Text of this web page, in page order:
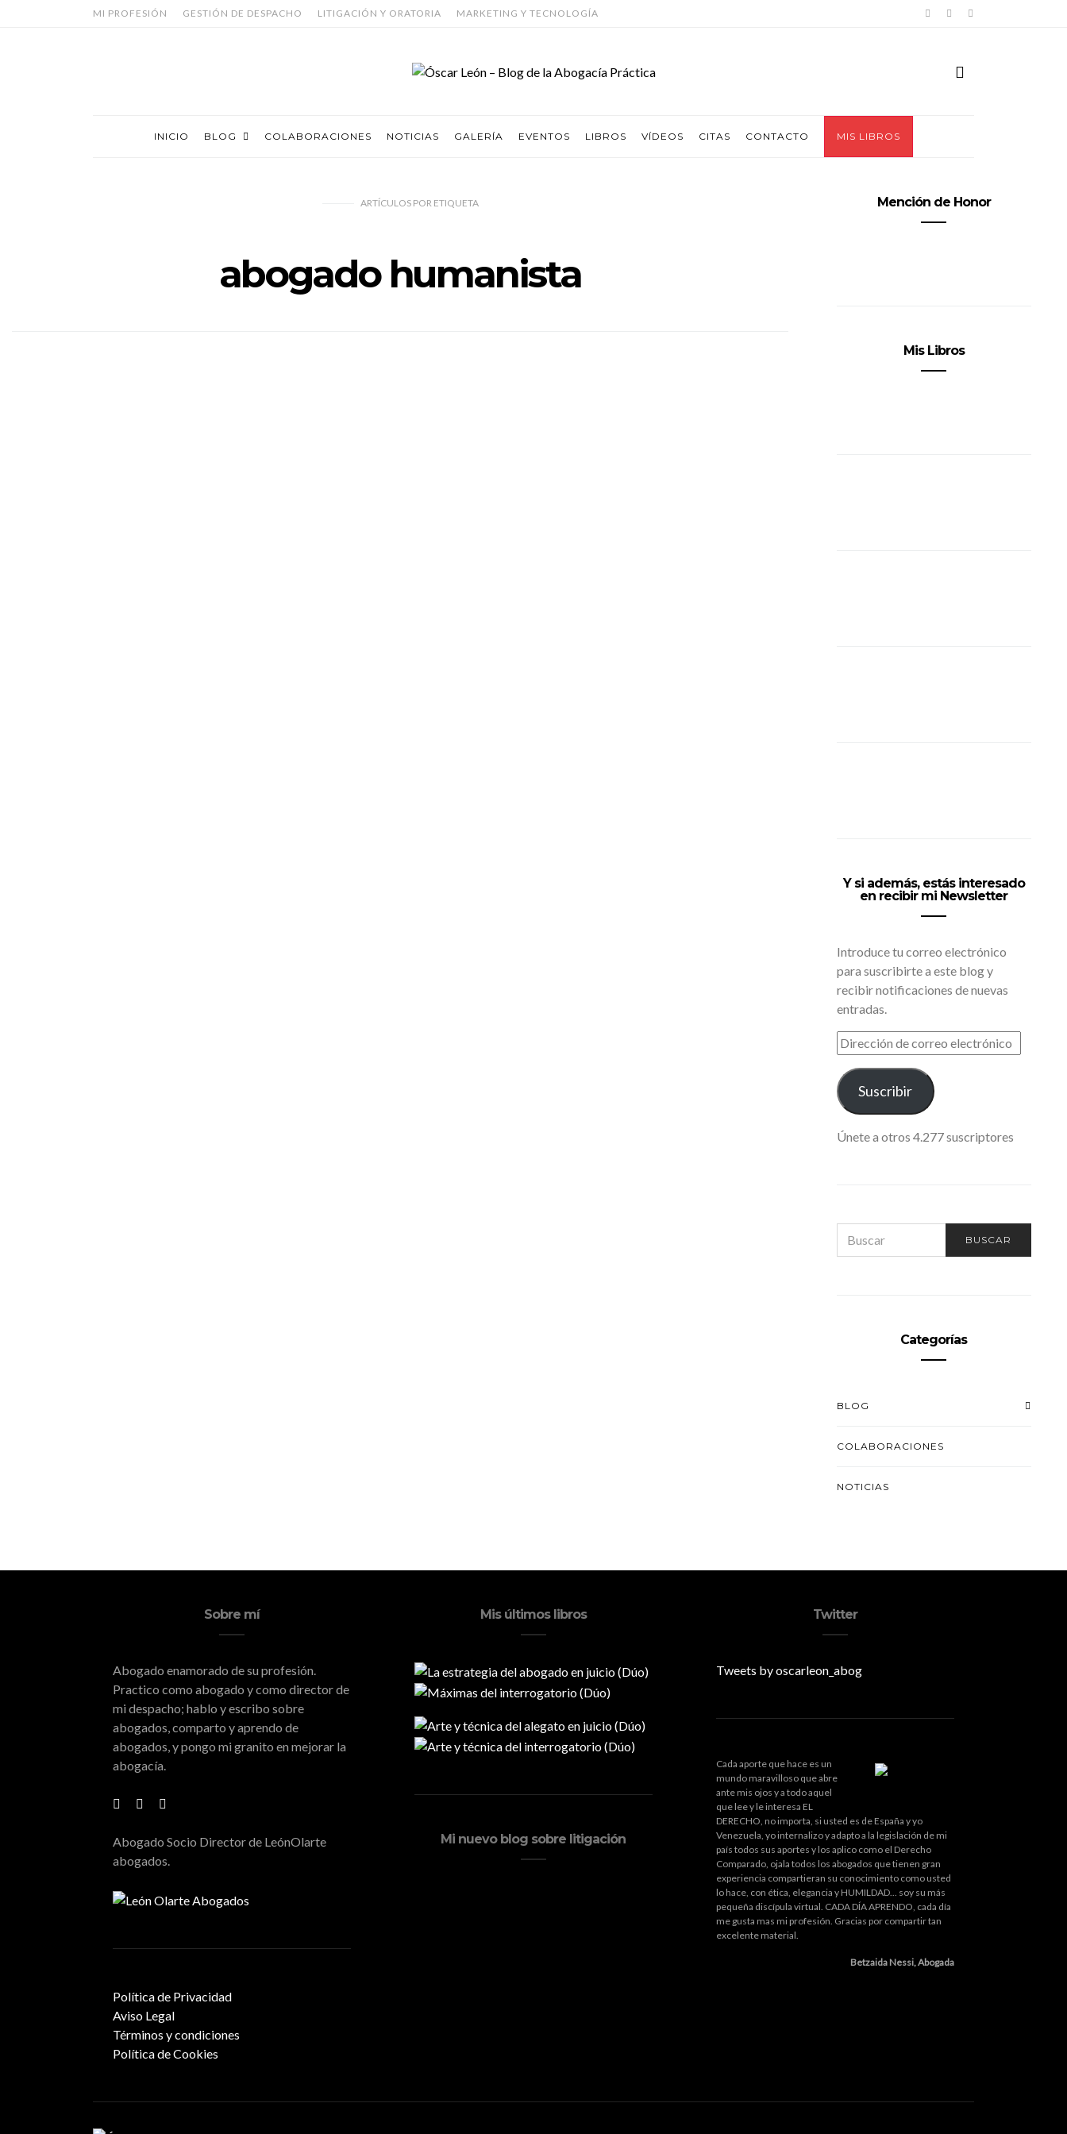
MI PROFESIÓN GESTIÓN DE DESPACHO LITIGACIÓN Y ORATORIA MARKETING Y TECNOLOGÍA
INICIO BLOG COLABORACIONES NOTICIAS GALERÍA EVENTOS LIBROS VÍDEOS CITAS CONTACTO MIS LIBROS
ARTÍCULOS PORETIQUETA
abogado humanista
Mención de Honor
Mis Libros
Y si además, estás interesado
en recibir mi Newsletter
Introduce tu correo electrónico
para suscribirte a este blog y
recibir notificaciones de nuevas
entradas.
DIRECCIÓN
DE
CORREO
ELECTRÓNICO
Suscribir
Únete a otros 4.277 suscriptores
FOR:
BUSCAR
Categorías
BLOG
COLABORACIONES
NOTICIAS
Sobre mí
Abogado enamorado de su profesión.
Practico como abogado y como director de
mi despacho; hablo y escribo sobre
abogados, comparto y aprendo de
abogados, y pongo mi granito en mejorar la
abogacía.
Abogado Socio Director de LeónOlarte
abogados.
Política de Privacidad
Aviso Legal
Términos y condiciones
Política de Cookies
Mis últimos libros
Mi nuevo blog sobre litigación
Twitter
Tweets by oscarleon_abog
Cada aporte que hace es un
mundo maravilloso que abre
ante mis ojos y a todo aquel
que lee y le interesa EL
DERECHO, no importa, si usted es de España y yo
Venezuela, yo internalizo y adapto a la legislación de mi
país todos sus aportes y los aplico como el Derecho
Comparado, ojala todos los abogados que tienen gran
experiencia compartieran su conocimiento como usted
lo hace, con ética, elegancia y HUMILDAD... soy su más
pequeña discípula virtual. CADA DÍA APRENDO, cada día
me gusta mas mi profesión. Gracias por compartir tan
excelente material.
Betzaida Nessi, Abogada